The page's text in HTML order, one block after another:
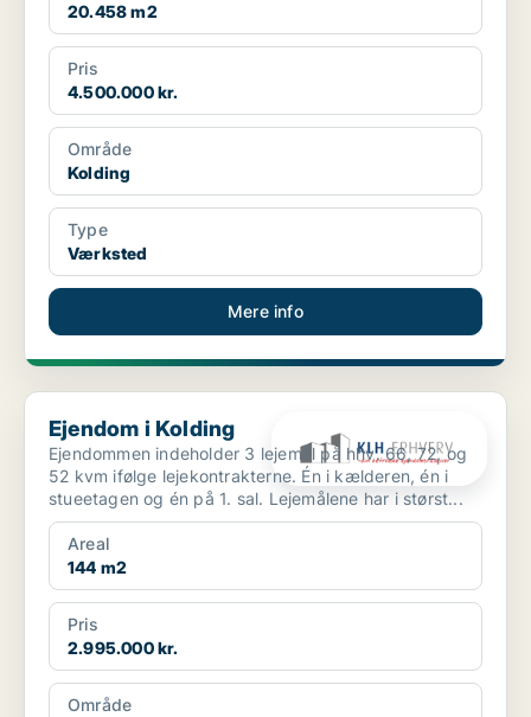
20.458 m2
Pris
4.500.000 kr.
Område
Kolding
Type
Værksted
Mere info
Ejendom i Kolding
Ejendom i Kolding
Ejendommen indeholder 3 lejemål på hhv. 66, 72, og
52 kvm ifølge lejekontrakterne. Én i kælderen, én i
stueetagen og én på 1. sal. Lejemålene har i størst...
Areal
144 m2
Pris
2.995.000 kr.
Område